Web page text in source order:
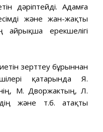
дәріптейді. Адамға
және жан-жақты
айрықша ерекшелігі
зерттеу бұрыннан
қатарында Я.
М. Дворжактың, Л.
және т.б. атақты